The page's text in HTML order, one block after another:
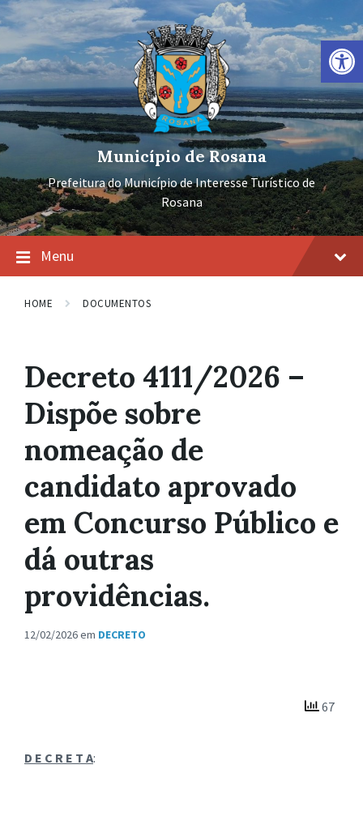
Barra de Ferramentas Aberta
Ir
para
conteúdo
Pular
para
navegação
principal
Pular
para
rodapé
Município de Rosana
Prefeitura do Município de Interesse Turístico de
Rosana
Menu
HOME DOCUMENTOS
Decreto 4111/2026 –
Dispõe sobre
nomeação de
candidato aprovado
em Concurso Público e
dá outras
providências.
12/02/2026em DECRETO
67
D E C R E T A: